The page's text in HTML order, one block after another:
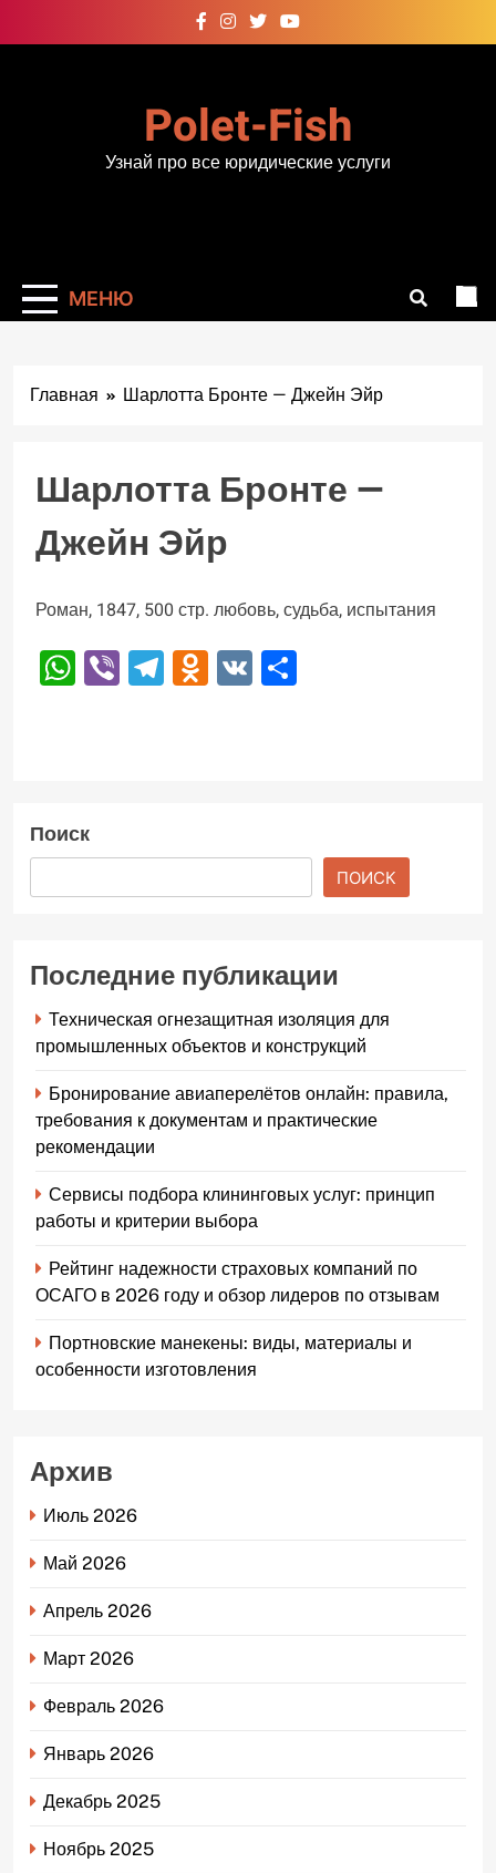
к
Polet-Fish
Узнай про все юридические услуги
МЕНЮ
Главная Шарлотта Бронте — Джейн Эйр
Шарлотта Бронте —
Джейн Эйр
Роман, 1847, 500 стр. любовь, судьба, испытания
WhatsApp
ViberTelegram
Odnoklassniki
VK
Поиск
ПОИСК
Последние публикации
Техническая огнезащитная изоляция для
промышленных объектов и конструкций
Бронирование авиаперелётов онлайн: правила,
требования к документам и практические
рекомендации
Сервисы подбора клининговых услуг: принцип
работы и критерии выбора
Рейтинг надежности страховых компаний по
ОСАГО в 2026 году и обзор лидеров по отзывам
Портновские манекены: виды, материалы и
особенности изготовления
Архив
Июль 2026
Май 2026
Апрель 2026
Март 2026
Февраль 2026
Январь 2026
Декабрь 2025
Ноябрь 2025